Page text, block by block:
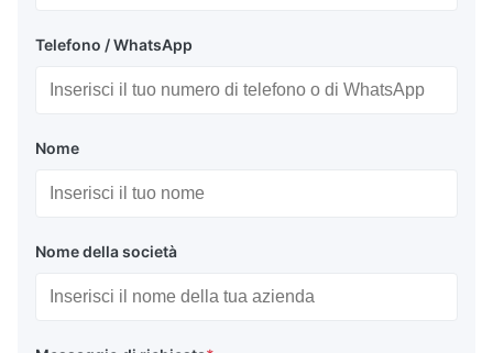
Telefono / WhatsApp
Nome
Nome della società